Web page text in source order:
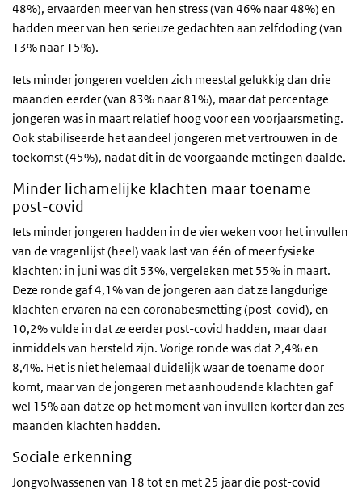
48%), ervaarden meer van hen stress (van 46% naar 48%) en
hadden meer van hen serieuze gedachten aan zelfdoding (van
13% naar 15%).
Iets minder jongeren voelden zich meestal gelukkig dan drie
maanden eerder (van 83% naar 81%), maar dat percentage
jongeren was in maart relatief hoog voor een voorjaarsmeting.
Ook stabiliseerde het aandeel jongeren met vertrouwen in de
toekomst (45%), nadat dit in de voorgaande metingen daalde.
Minder lichamelijke klachten maar toename
post-covid
Iets minder jongeren hadden in de vier weken voor het invullen
van de vragenlijst (heel) vaak last van één of meer fysieke
klachten: in juni was dit 53%, vergeleken met 55% in maart.
Deze ronde gaf 4,1% van de jongeren aan dat ze langdurige
klachten ervaren na een coronabesmetting (post-covid), en
10,2% vulde in dat ze eerder post-covid hadden, maar daar
inmiddels van hersteld zijn. Vorige ronde was dat 2,4% en
8,4%. Het is niet helemaal duidelijk waar de toename door
komt, maar van de jongeren met aanhoudende klachten gaf
wel 15% aan dat ze op het moment van invullen korter dan zes
maanden klachten hadden.
Sociale erkenning
Jongvolwassenen van 18 tot en met 25 jaar die post-covid